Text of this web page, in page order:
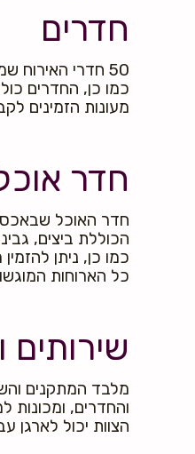
חדרים
50 חדרי האירוח שמציעה אנ"א פקיעין מודרניים, נוחים, ומכולם תוכלו להשקיף על נופיים המרהיב של שמורת הר מירון וסביבתה הכפרית של פקיעין.
כמו כן, החדרים
מעונות הזמינים
חדר
הכוללת ביצים,
כמו כן, ניתן
כל הארוחות
שירותים
מלבד המתקנים
והחדרים,
הצוות יכול לארגן